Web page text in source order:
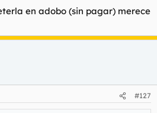
en adobo (sin pagar) merece
#127